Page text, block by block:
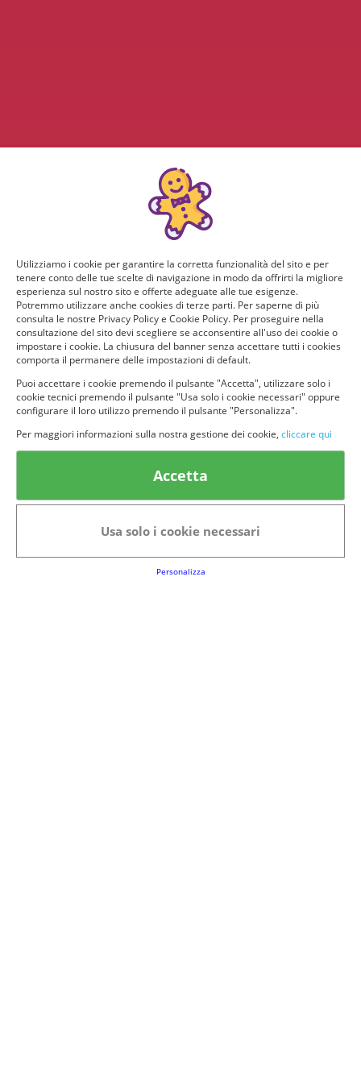
© provaprodottigratis.it 2023 | All Rights Reserved.
Categorie in evidenza
Bellezza
Alimenti e bevande
Animali
Utilizziamo i cookie per garantire la corretta funzionalità del sito e per
tenere conto delle tue scelte di navigazione in modo da offrirti la migliore
esperienza sul nostro sito e offerte adeguate alle tue esigenze.
Potremmo utilizzare anche cookies di terze parti. Per saperne di più
consulta le nostre Privacy Policy e Cookie Policy. Per proseguire nella
consultazione del sito devi scegliere se acconsentire all'uso dei cookie o
impostare i cookie. La chiusura del banner senza accettare tutti i cookies
comporta il permanere delle impostazioni di default.
Puoi accettare i cookie premendo il pulsante "Accetta", utilizzare solo i
cookie tecnici premendo il pulsante "Usa solo i cookie necessari" oppure
configurare il loro utilizzo premendo il pulsante "Personalizza".
Per maggiori informazioni sulla nostra gestione dei cookie, cliccare qui
Accetta
Usa solo i cookie necessari
Personalizza